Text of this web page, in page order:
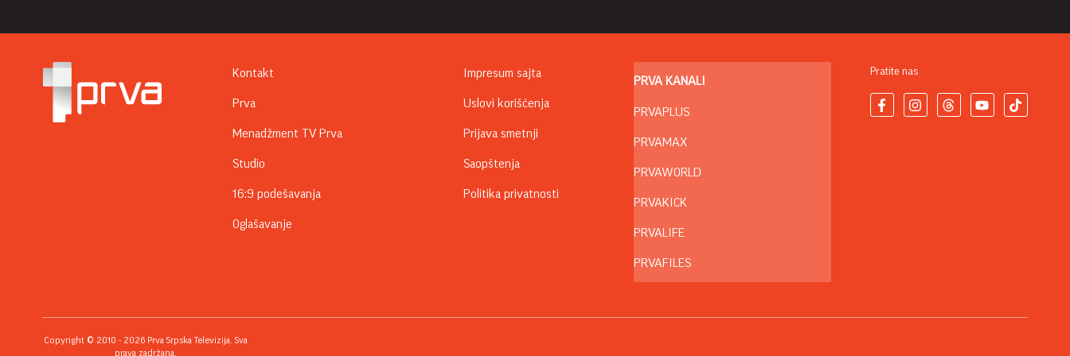
Kontakt
Prva
Menadžment TV Prva
Studio
16:9 podešavanja
Oglašavanje
Impresum sajta
Uslovi korišćenja
Prijava smetnji
Saopštenja
Politika privatnosti
PRVA KANALI
PRVAPLUS
PRVAMAX
PRVAWORLD
PRVAKICK
PRVALIFE
PRVAFILES
Pratite nas
Copyright © 2010 - 2026 Prva Srpska Televizija. Sva
prava zadržana.